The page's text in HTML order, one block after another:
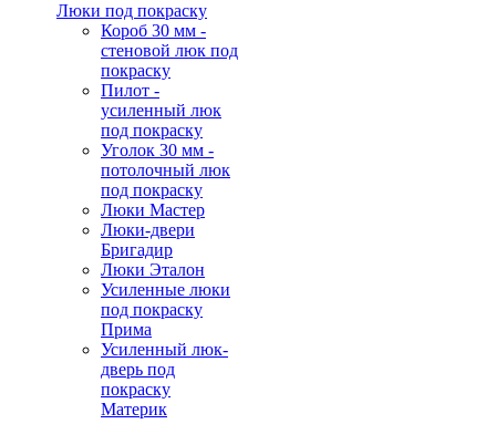
Люки под покраску
Короб 30 мм -
стеновой люк под
покраску
Пилот -
усиленный люк
под покраску
Уголок 30 мм -
потолочный люк
под покраску
Люки Мастер
Люки-двери
Бригадир
Люки Эталон
Усиленные люки
под покраску
Прима
Усиленный люк-
дверь под
покраску
Материк